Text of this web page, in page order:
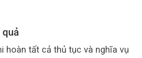
quả
hoàn tất cả thủ tục và nghĩa vụ